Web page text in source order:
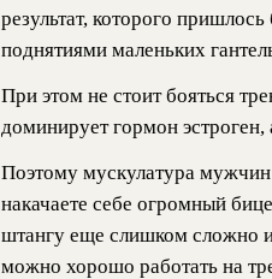
результат, которого
поднятиями маленьких
При этом не стоит бояться
доминирует гормон
Поэтому мускулатура
накачаете себе огромный
штангу еще слишком сложно и
можно хорошо работать на